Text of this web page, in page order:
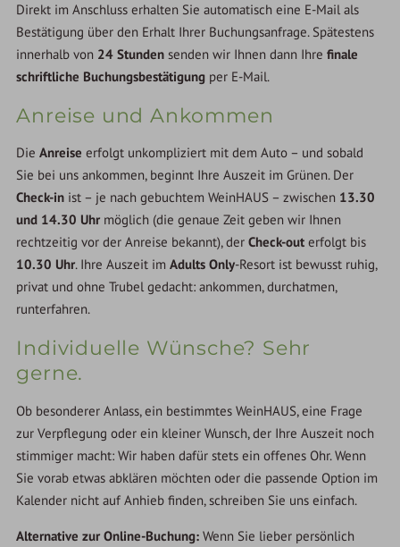
Direkt im Anschluss erhalten Sie automatisch eine E-Mail als
Bestätigung über den Erhalt Ihrer Buchungsanfrage. Spätestens
innerhalb von 24 Stunden senden wir Ihnen dann Ihrefinale
schriftliche Buchungsbestätigung per E-Mail.
Anreise und Ankommen
DieAnreise erfolgt unkompliziert mit dem Auto – und sobald
Sie bei uns ankommen, beginnt Ihre Auszeit im Grünen. Der
Check-in ist – je nach gebuchtem WeinHAUS – zwischen 13.30
und 14.30 Uhr möglich (die genaue Zeit geben wir Ihnen
rechtzeitig vor der Anreise bekannt), derCheck-out erfolgt bis
10.30 Uhr. Ihre Auszeit imAdults Only-Resort ist bewusst ruhig,
privat und ohne Trubel gedacht: ankommen, durchatmen,
runterfahren.
Individuelle Wünsche? Sehr
gerne.
Ob besonderer Anlass, ein bestimmtes WeinHAUS, eine Frage
zur Verpflegung oder ein kleiner Wunsch, der Ihre Auszeit noch
stimmiger macht: Wir haben dafür stets ein offenes Ohr. Wenn
Sie vorab etwas abklären möchten oder die passende Option im
Kalender nicht auf Anhieb finden, schreiben Sie uns einfach.
Alternative zur Online-Buchung: Wenn Sie lieber persönlich